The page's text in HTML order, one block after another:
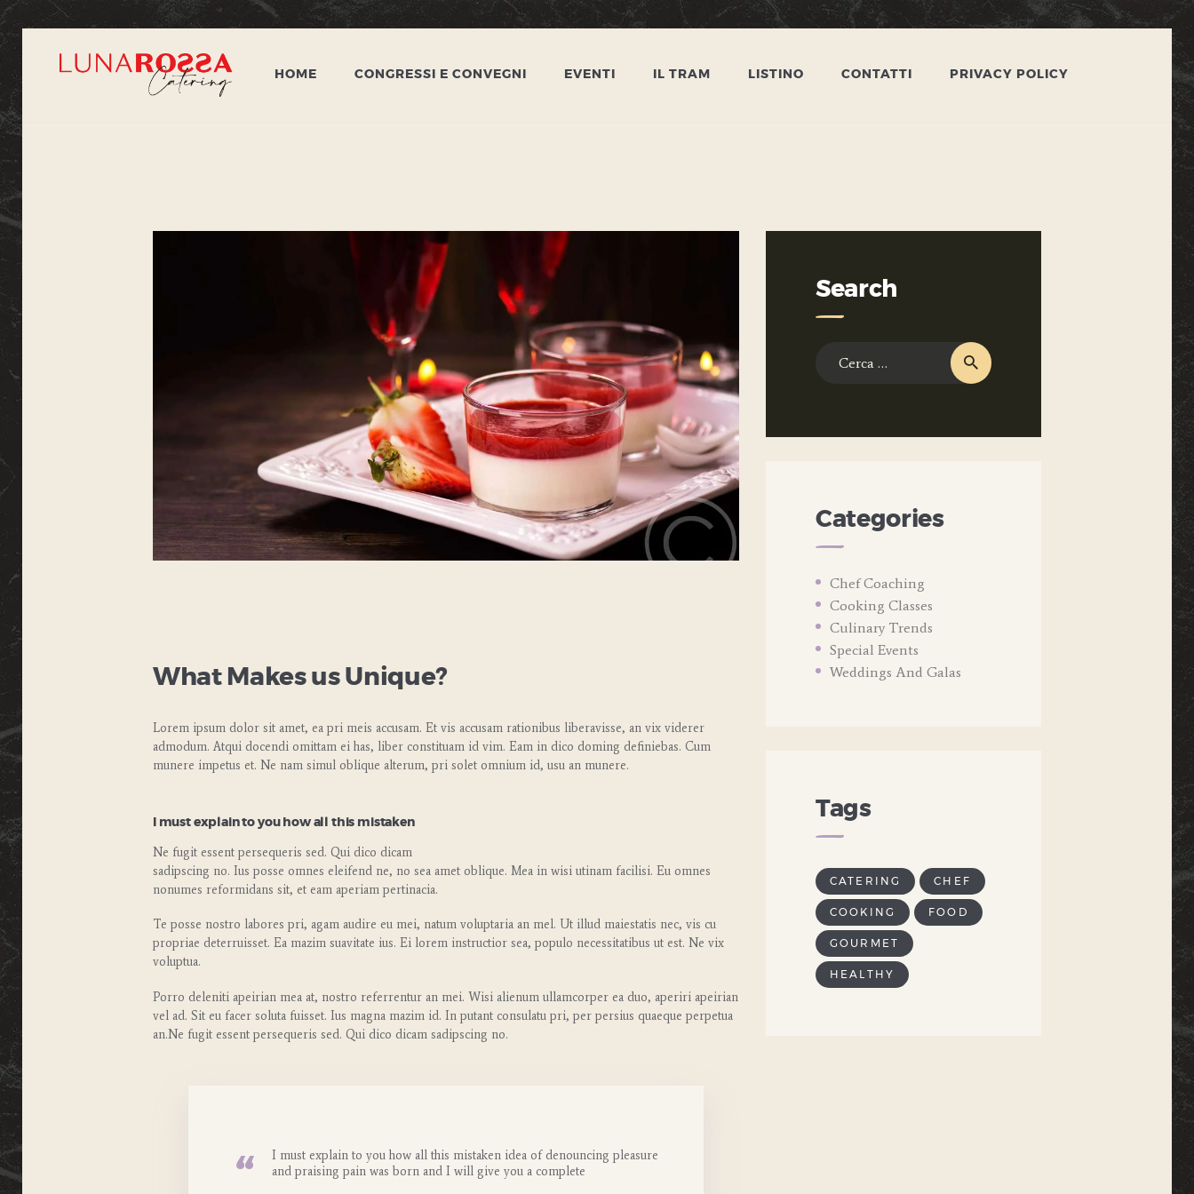
HOME CONGRESSI E CONVEGNI EVENTI IL TRAM LISTINO CONTATTI PRIVACY POLICY
HOME
CONTATTI
PRIVACY POLICY
What Makes us Unique?
Lorem ipsum dolor sit amet, ea pri meis accusam. Et vis accusam rationibus liberavisse, an vix viderer
admodum. Atqui docendi omittam ei has, liber constituam id vim. Eam in dico doming definiebas. Cum
munere impetus et. Ne nam simul oblique alterum, pri solet omnium id, usu an munere.
I must explain to you how all this mistaken
Ne fugit essent persequeris sed. Qui dico dicam
sadipscing no. Ius posse omnes eleifend ne, no sea amet oblique. Mea in wisi utinam facilisi. Eu omnes
nonumes reformidans sit, et eam aperiam pertinacia.
Te posse nostro labores pri, agam audire eu mei, natum voluptaria an mel. Ut illud maiestatis nec, vis cu
propriae deterruisset. Ea mazim suavitate ius. Ei lorem instructior sea, populo necessitatibus ut est. Ne vix
voluptua.
Porro deleniti apeirian mea at, nostro referrentur an mei. Wisi alienum ullamcorper ea duo, aperiri apeirian
vel ad. Sit eu facer soluta fuisset. Ius magna mazim id. In putant consulatu pri, per persius quaeque perpetua
an.Ne fugit essent persequeris sed. Qui dico dicam sadipscing no.
I must explain to you how all this mistaken idea of denouncing pleasure
and praising pain was born and I will give you a complete
Search
Categories
Chef Coaching
Cooking Classes
Culinary Trends
Special Events
Weddings And Galas
Tags
CATERING CHEF
COOKING FOOD
GOURMET
HEALTHY